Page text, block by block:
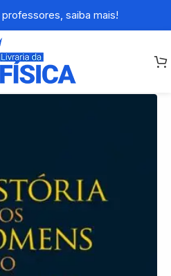
saiba mais!